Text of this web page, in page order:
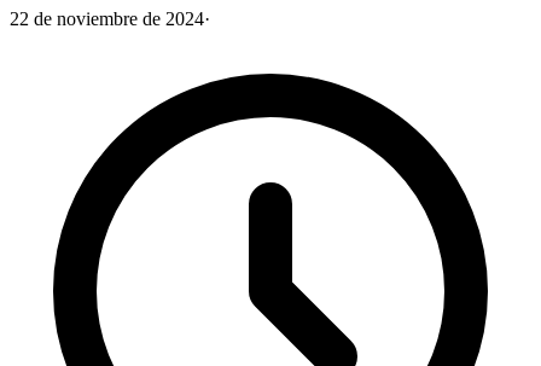
22 de noviembre de 2024·